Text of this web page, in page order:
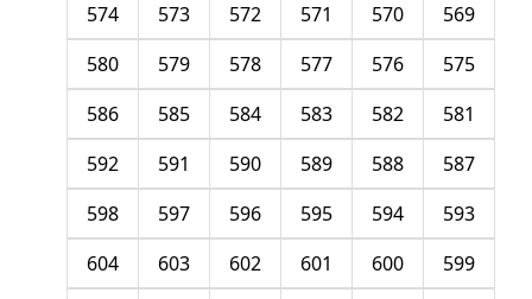
569
570
571
572
573
574
575
576
577
578
579
580
581
582
583
584
585
586
587
588
589
590
591
592
593
594
595
596
597
598
599
600
601
602
603
604